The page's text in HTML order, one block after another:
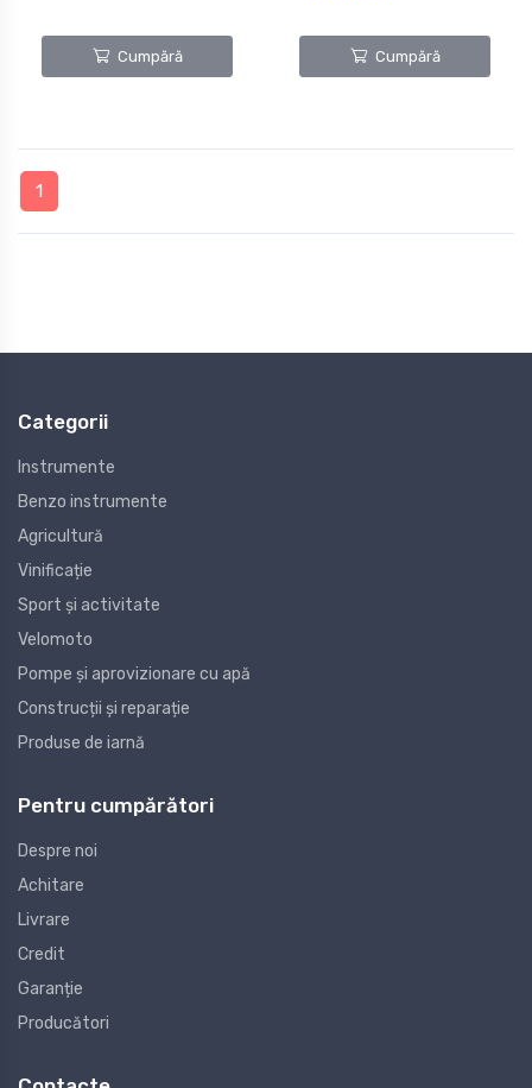
Cumpără Cumpără
1
Categorii
Instrumente
Benzo instrumente
Agricultură
Vinificație
Sport și activitate
Velomoto
Pompe și aprovizionare cu apă
Construcții și reparație
Produse de iarnă
Pentru cumpărători
Despre noi
Achitare
Livrare
Credit
Garanție
Producători